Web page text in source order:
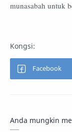
munasabah untuk
Anda mungkin